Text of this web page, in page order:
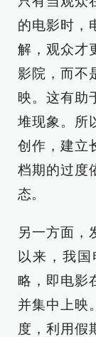
的电影时，
解，观众才
影院，而不
映。这有助
堆现象。所
创作，建立
档期的过度
态。
另一方面，
以来，我
略，即电影
并集中上映
度，利用假